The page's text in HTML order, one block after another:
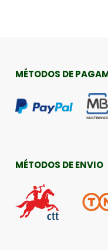
MÉTODOS DE
MÉTODOS DE ENVIO